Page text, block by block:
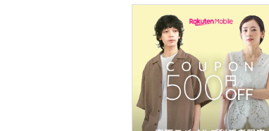
フレグランス
メイク道具・美容器具
コフレ・キット・セット
食器・調理器具・キッチ
ン用品